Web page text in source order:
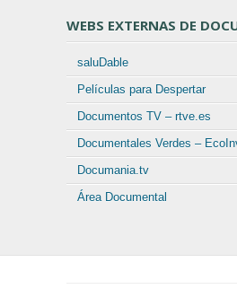
WEBS EXTERNAS DE
saluDable
Películas para Despertar
Documentos TV – rtve.es
Documentales Verdes –
Documania.tv
Área Documental